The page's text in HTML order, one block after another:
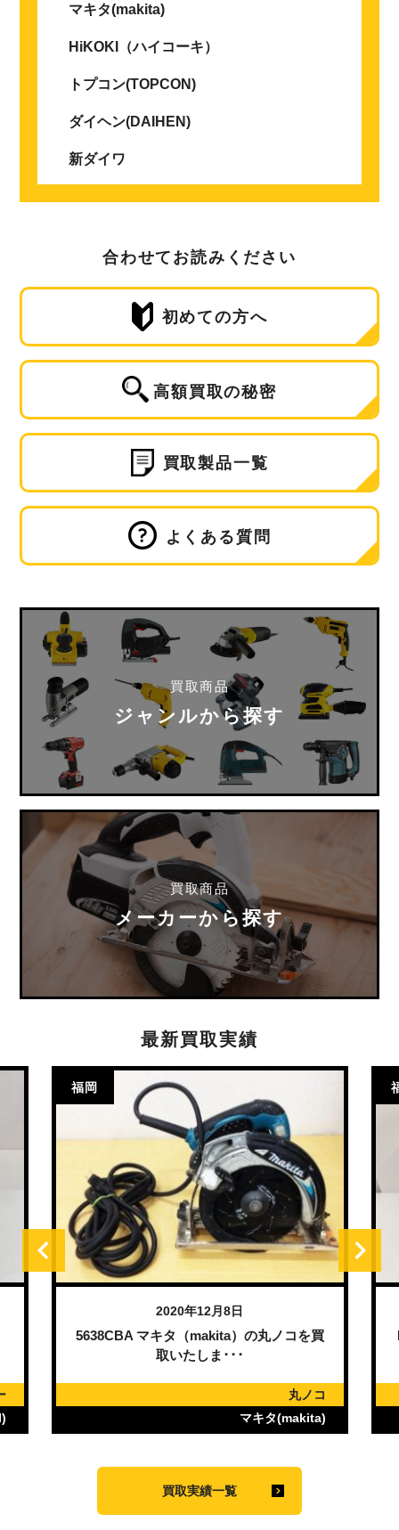
マキタ(makita)
HiKOKI（ハイコーキ）
トプコン(TOPCON)
ダイヘン(DAIHEN)
新ダイワ
合わせてお読みください
初めての方へ
高額買取の秘密
買取製品一覧
よくある質問
買取商品
ジャンルから探す
買取商品
メーカーから探す
最新買取実績
福岡
2020年12月8日
5638CBA マキタ（makita）の丸ノコを買
取いたしま･･･
丸ノコ
マキタ(makita)
買取実績一覧